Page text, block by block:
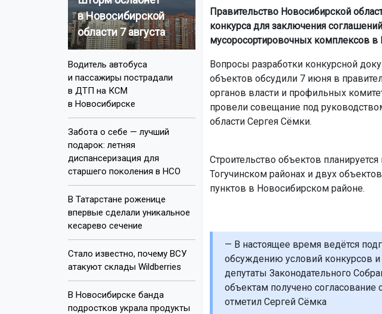
в Новосибирской
области 7 августа
Водитель автобуса
и пассажиры пострадали
в ДТП на КСМ
в Новосибирске
Забота о себе — лучший
подарок: летняя
диспансеризация для
старшего поколения в НСО
В Татарстане роженице
впервые сделали уникальное
кесарево сечение
Стало известно, почему ВСУ
атакуют склады Wildberries
В Новосибирске банда
подростков украла продукты
Правительство Новосибирской
конкурса для заключения
мусоросортировочных комплексов в
Вопросы разработки конкурсной
объектов обсудили 7 июня в
органов власти и профильных
провели совещание под
области Сергея Сёмки.
Строительство объектов
Тогучинском районах и двух
пунктов в Новосибирском районе.
— В настоящее время ведётся
обсуждению условий конкурсов
депутаты Законодательного
объектам получено
отметил Сергей Сёмка